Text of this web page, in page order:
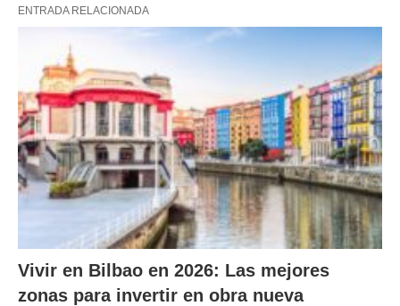
ENTRADA RELACIONADA
Vivir en Bilbao en 2026: Las mejores
zonas para invertir en obra nueva